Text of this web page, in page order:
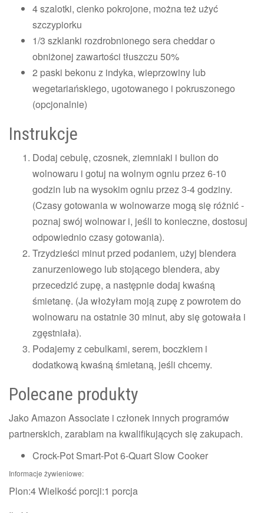
4 szalotki, cienko pokrojone, można też użyć
szczypiorku
1/3 szklanki rozdrobnionego sera cheddar o
obniżonej zawartości tłuszczu 50%
2 paski bekonu z indyka, wieprzowiny lub
wegetariańskiego, ugotowanego i pokruszonego
(opcjonalnie)
Instrukcje
Dodaj cebulę, czosnek, ziemniaki i bulion do
wolnowaru i gotuj na wolnym ogniu przez 6-10
godzin lub na wysokim ogniu przez 3-4 godziny.
(Czasy gotowania w wolnowarze mogą się różnić -
poznaj swój wolnowar i, jeśli to konieczne, dostosuj
odpowiednio czasy gotowania).
Trzydzieści minut przed podaniem, użyj blendera
zanurzeniowego lub stojącego blendera, aby
przecedzić zupę, a następnie dodaj kwaśną
śmietanę. (Ja włożyłam moją zupę z powrotem do
wolnowaru na ostatnie 30 minut, aby się gotowała i
zgęstniała).
Podajemy z cebulkami, serem, boczkiem i
dodatkową kwaśną śmietaną, jeśli chcemy.
Polecane produkty
Jako Amazon Associate i członek innych programów
partnerskich, zarabiam na kwalifikujących się zakupach.
Crock-Pot Smart-Pot 6-Quart Slow Cooker
Informacje żywieniowe:
Plon:4Wielkość porcji:1 porcja